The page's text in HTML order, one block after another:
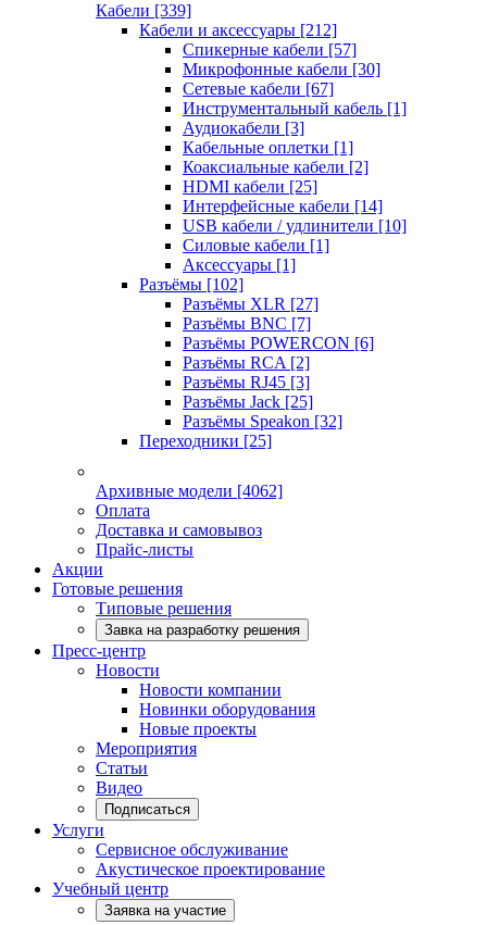
Кабели [339]
Кабели и аксессуары [212]
Спикерные кабели [57]
Микрофонные кабели [30]
Сетевые кабели [67]
Инструментальный кабель [1]
Аудиокабели [3]
Кабельные оплетки [1]
Коаксиальные кабели [2]
HDMI кабели [25]
Интерфейсные кабели [14]
USB кабели / удлинители [10]
Силовые кабели [1]
Аксессуары [1]
Разъёмы [102]
Разъёмы XLR [27]
Разъёмы BNC [7]
Разъёмы POWERCON [6]
Разъёмы RCA [2]
Разъёмы RJ45 [3]
Разъёмы Jack [25]
Разъёмы Speakon [32]
Переходники [25]
Архивные модели [4062]
Оплата
Доставка и самовывоз
Прайс-листы
Акции
Готовые решения
Типовые решения
Завка на разработку решения
Пресс-центр
Новости
Новости компании
Новинки оборудования
Новые проекты
Мероприятия
Статьи
Видео
Подписаться
Услуги
Сервисное обслуживание
Акустическое проектирование
Учебный центр
Заявка на участие